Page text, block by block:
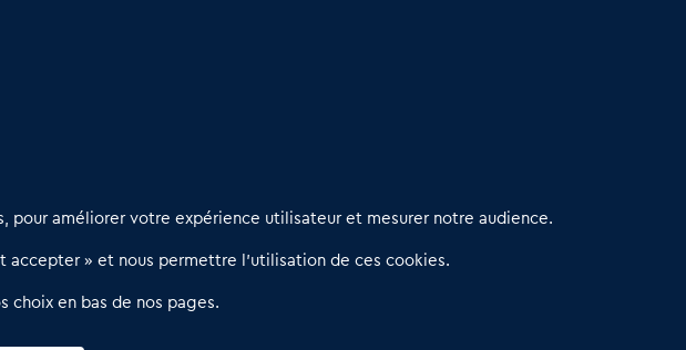
Petitscommerces : Un partenariat au service du commerce de
pour améliorer votre expérience utilisateur et mesurer notre audience.
accepter » et nous permettre l’utilisation de ces cookies.
choix en bas de nos pages.